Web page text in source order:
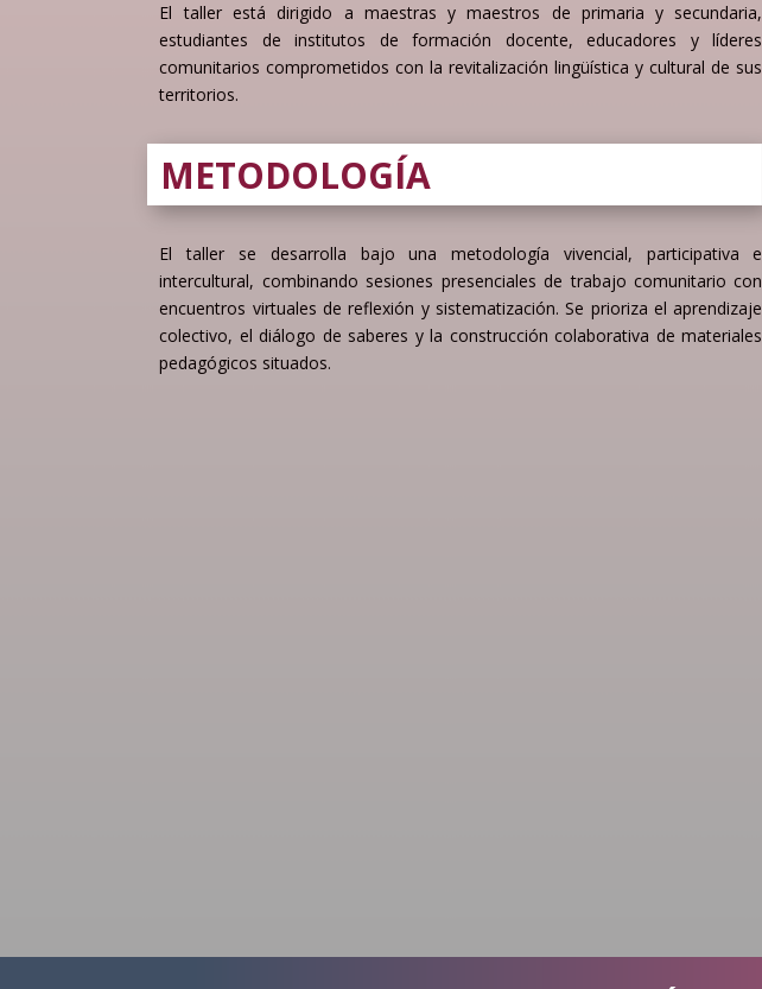
El taller está dirigido a maestras y maestros de primaria y secundaria,
estudiantes de institutos de formación docente, educadores y líderes
comunitarios comprometidos con la revitalización lingüística y cultural de sus
territorios.
METODOLOGÍA
El taller se desarrolla bajo una metodología vivencial, participativa e
intercultural, combinando sesiones presenciales de trabajo comunitario con
encuentros virtuales de reflexión y sistematización. Se prioriza el aprendizaje
colectivo, el diálogo de saberes y la construcción colaborativa de materiales
pedagógicos situados.